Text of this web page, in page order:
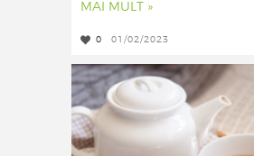
MAI MULT »
0 01/02/2023